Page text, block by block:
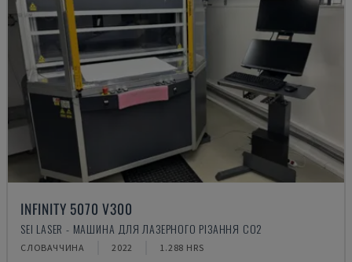
INFINITY 5070 V300
SEI LASER - МАШИНА ДЛЯ ЛАЗЕРНОГО РІЗАННЯ CO2
СЛОВАЧЧИНА 2022 1.288 HRS